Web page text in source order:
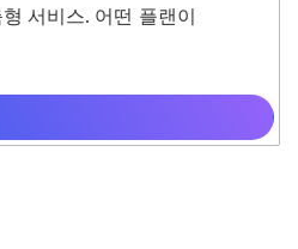
서비스. 어떤 플랜이